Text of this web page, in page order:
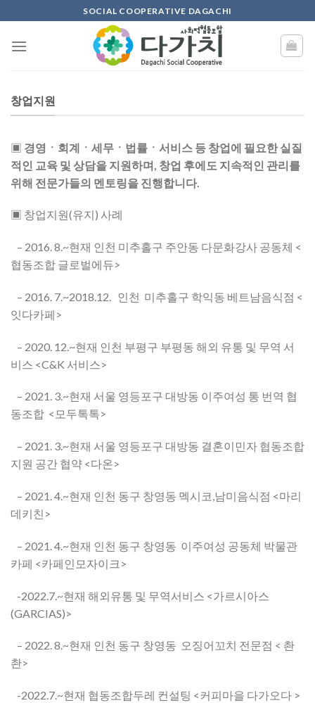
to
content
SOCIAL COOPERATIVE DAGACHI
창업지원
▣ 경영ㆍ회계ㆍ세무ㆍ법률ㆍ서비스 등 창업에 필요한 실질
적인 교육 및 상담을 지원하며, 창업 후에도 지속적인 관리를
위해 전문가들의 멘토링을 진행합니다.
▣ 창업지원(유지) 사례
– 2016. 8.~현재 인천 미추홀구 주안동 다문화강사 공동체 <
협동조합 글로벌에듀>
– 2016. 7.~2018.12. 인천 미추홀구 학익동 베트남음식점 <
잇다카페>
– 2020. 12.~현재 인천 부평구 부평동 해외 유통 및 무역 서
비스 <C&K 서비스>
– 2021. 3.~현재 서울 영등포구 대방동 이주여성 통 번역 협
동조합 <모두톡톡>
– 2021. 3.~현재 서울 영등포구 대방동 결혼이민자 협동조합
지원 공간 협약 <다온>
– 2021. 4.~현재 인천 동구 창영동 멕시코,남미음식점 <마리
데키친>
– 2021. 4.~현재 인천 동구 창영동 이주여성 공동체 박물관
카페 <카페인모자이크>
-2022.7.~현재 해외유통 및 무역서비스 <가르시아스
(GARCIAS)>
– 2022. 8.~현재 인천 동구 창영동 오징어꼬치 전문점 < 촨
촨>
-2022.7.~현재 협동조합두레 컨설팅 <커피마을 다가오다 >